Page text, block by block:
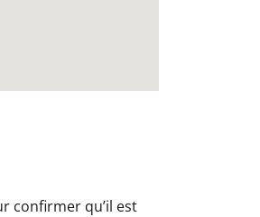
confirmer qu’il est